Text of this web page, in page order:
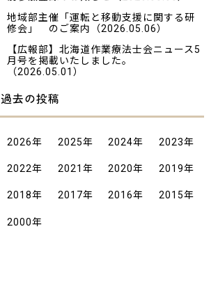
地域部主催「運転と移動支援に関する研
修会」 のご案内
（2026.05.06）
【広報部】北海道作業療法士会ニュース5
月号を掲載いたしました。
（2026.05.01）
過去の投稿
2026年 2025年 2024年 2023年
2022年 2021 年 2020年 2019年
2018年 2017年 2016年 2015年
2000年